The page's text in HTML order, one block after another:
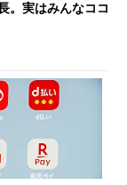
。実はみんなココ